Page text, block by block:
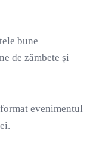
bune
de zâmbete și
evenimentul